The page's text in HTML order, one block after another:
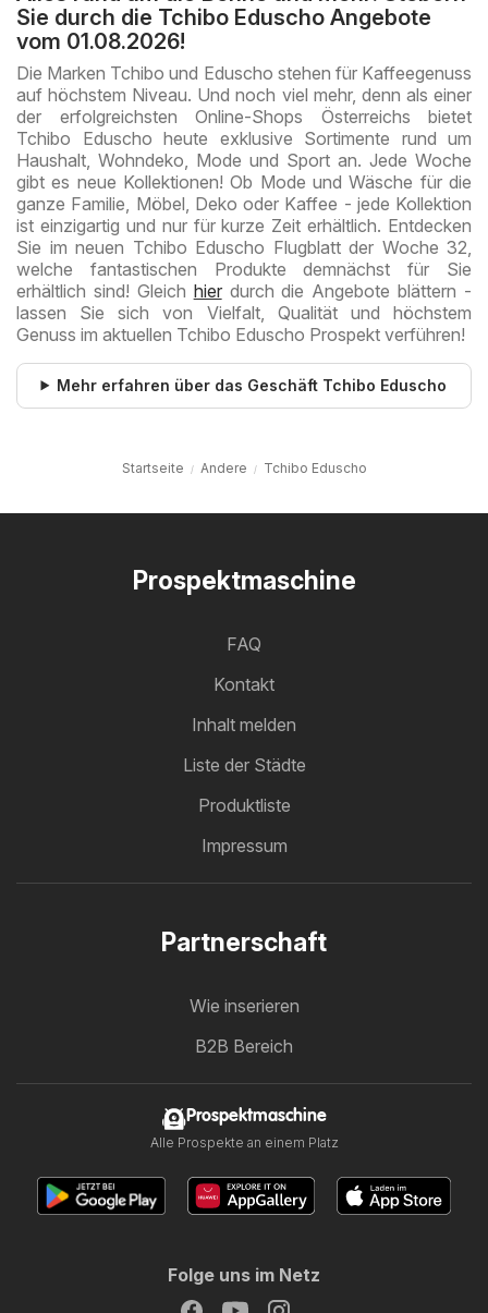
Sie durch die Tchibo Eduscho Angebote
vom 01.08.2026!
Die Marken Tchibo und Eduscho stehen für Kaffeegenuss
auf höchstem Niveau. Und noch viel mehr, denn als einer
der erfolgreichsten Online-Shops Österreichs bietet
Tchibo Eduscho heute exklusive Sortimente rund um
Haushalt, Wohndeko, Mode und Sport an. Jede Woche
gibt es neue Kollektionen! Ob Mode und Wäsche für die
ganze Familie, Möbel, Deko oder Kaffee - jede Kollektion
ist einzigartig und nur für kurze Zeit erhältlich. Entdecken
Sie im neuen Tchibo Eduscho Flugblatt der Woche 32,
welche fantastischen Produkte demnächst für Sie
erhältlich sind! Gleich hierdurch die Angebote blättern -
lassen Sie sich von Vielfalt, Qualität und höchstem
Genuss im aktuellen Tchibo Eduscho Prospekt verführen!
Mehr erfahren über das Geschäft Tchibo Eduscho
Startseite Andere Tchibo Eduscho
Prospektmaschine
FAQ
Kontakt
Inhalt melden
Liste der Städte
Produktliste
Impressum
Partnerschaft
Wie inserieren
B2B Bereich
Prospektmaschine
Alle Prospekte an einem Platz
Folge uns im Netz